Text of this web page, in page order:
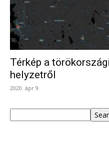
Térkép a
helyzetről
2020. ápr 9.